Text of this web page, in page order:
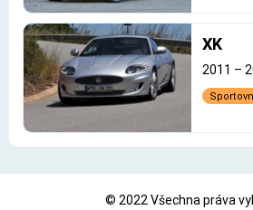
XK
2011 –
© 2022 Všechna práva